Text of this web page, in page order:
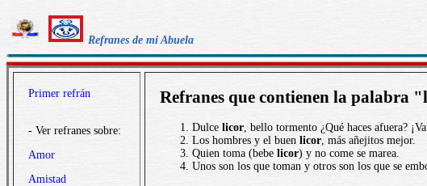
Refranes de mi Abuela
Primer refrán
- Ver refranes sobre:
Amor
Amistad
Refranes que contienen la palabra
Dulce licor, bello tormento ¿Qué haces afuera?
Los hombres y el buen licor, más añejitos mejor.
Quien toma (bebe licor) y no come se marea.
Unos son los que toman y otros son los que se